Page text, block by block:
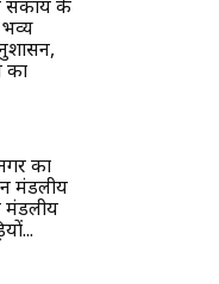
संकाय के
भव्य
का
का
मंडलीय
मंडलीय